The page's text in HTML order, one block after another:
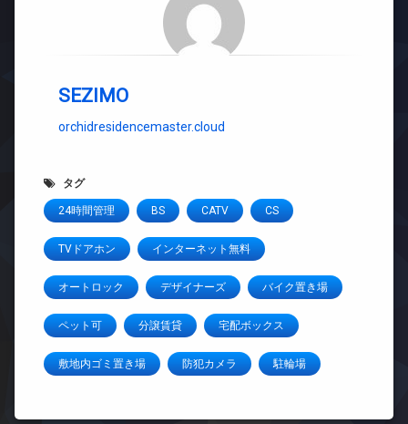
SEZIMO
orchidresidencemaster.cloud
タグ
24時間管理 BS CATV CS
TVドアホン インターネット無料
オートロック デザイナーズ バイク置き場
ペット可 分譲賃貸 宅配ボックス
敷地内ゴミ置き場 防犯カメラ 駐輪場